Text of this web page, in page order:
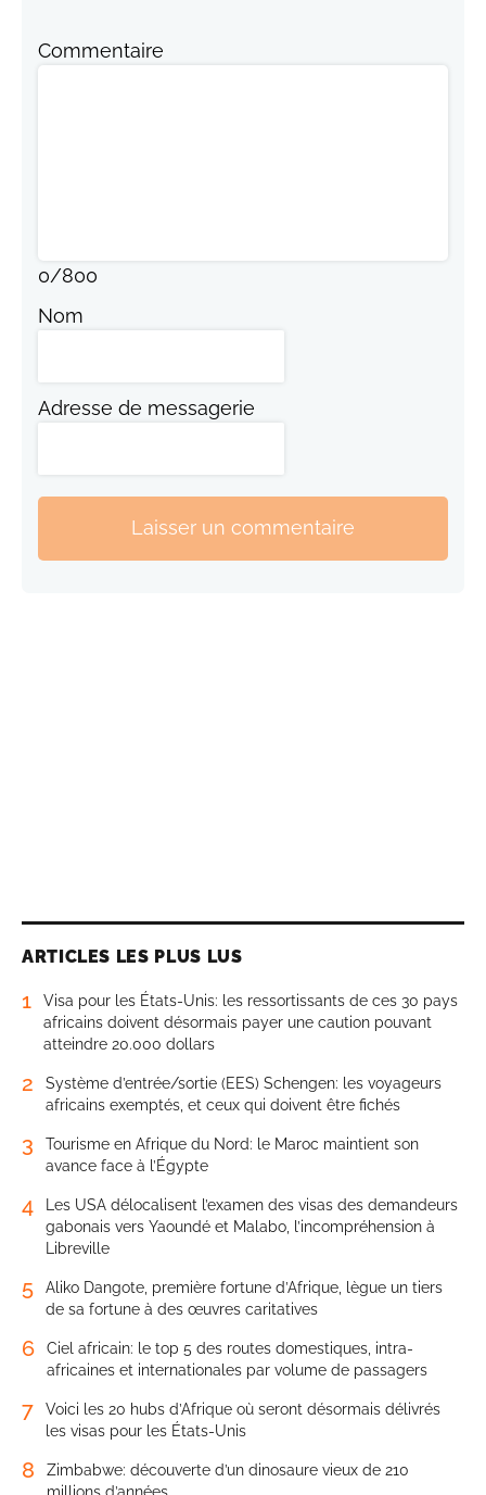
Commentaire
0/800
Nom
Adresse de messagerie
Laisser un commentaire
ARTICLES LES PLUS LUS
1
Visa pour les États-Unis: les ressortissants de ces 30 pays
africains doivent désormais payer une caution pouvant
atteindre 20.000 dollars
2
Système d’entrée/sortie (EES) Schengen: les voyageurs
africains exemptés, et ceux qui doivent être fichés
3
Tourisme en Afrique du Nord: le Maroc maintient son
avance face à l’Égypte
4
Les USA délocalisent l’examen des visas des demandeurs
gabonais vers Yaoundé et Malabo, l’incompréhension à
Libreville
5
Aliko Dangote, première fortune d’Afrique, lègue un tiers
de sa fortune à des œuvres caritatives
6
Ciel africain: le top 5 des routes domestiques, intra-
africaines et internationales par volume de passagers
7
Voici les 20 hubs d’Afrique où seront désormais délivrés
les visas pour les États-Unis
8
Zimbabwe: découverte d’un dinosaure vieux de 210
millions d’années